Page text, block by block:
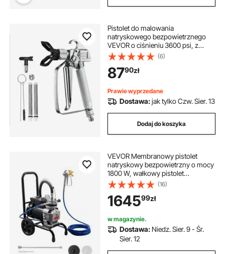
Pistolet do malowania
natryskowego bezpowietrznego
VEVOR o ciśnieniu 3600 psi, z
dyszą 517, obrotowy zestaw
pistoletu do malowania
natryskowego bezpowietrznego z
filtrami, igłą czyszczącą i szczotką,
do bezpowietrznych urządzeń
natryskowych
(6)
8790zł
Prawie wyprzedane
Dostawa:jak tylko Czw. Sier. 13
Dodaj do koszyka
VEVOR Membranowy pistolet
natryskowy bezpowietrzny o mocy
1800 W, wałkowy pistolet
natryskowy o wysokim ciśnieniu
22,75 MPa, 10-metrowy wąż
wysokociśnieniowy, igła
czyszcząca i szczotka, do
samodzielnego natryskiwania
wewnątrz i na zewnątrz
(16)
164599zł
w magazynie.
Dostawa: Niedz. Sier. 9 - Śr.
Sier. 12